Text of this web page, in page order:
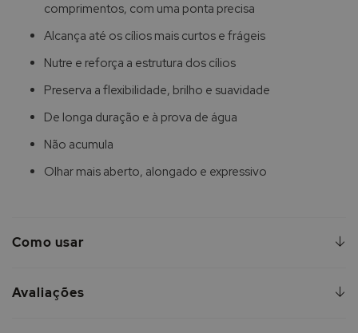
comprimentos, com uma ponta precisa
Alcança até os cílios mais curtos e frágeis
Nutre e reforça a estrutura dos cílios
Preserva a flexibilidade, brilho e suavidade
De longa duração e à prova de água
Não acumula
Olhar mais aberto, alongado e expressivo
Como usar
Avaliações